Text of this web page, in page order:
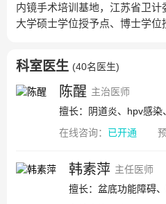
内镜手术培训基地，江苏省卫
大学硕士学位授予点、博士学
15万人次，年手术5000人次，
拥有妇科肿瘤、普通妇科、计划
全省妇科疑难杂症和复杂手术的
瘤的规范化诊治、微创手术治疗
卵巢癌分‍‍‍‍期手术及系统性腹主动
并创新开展了腹腔镜下腹膜外入
科室医生 (40名医生)
陈醒 主治医师
在线咨询： 已开通
韩素萍 主任医师